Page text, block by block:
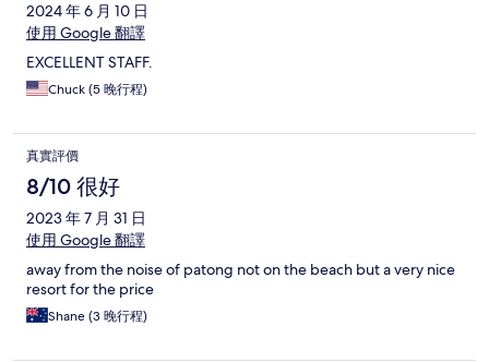
2024 年 6 月 10 日
使用 Google 翻譯
EXCELLENT STAFF.
Chuck (5 晚行程)
真實評價
8/10 很好
2023 年 7 月 31 日
使用 Google 翻譯
away from the noise of patong not on the beach but a very nice
resort for the price
Shane (3 晚行程)